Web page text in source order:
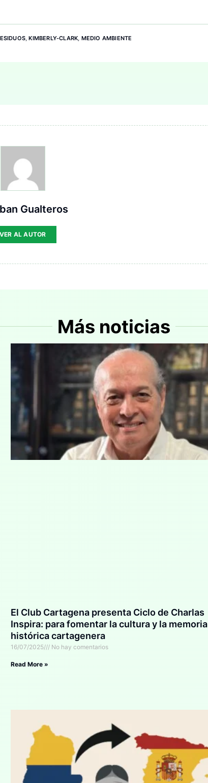
,KIMBERLY-CLARK, MEDIO AMBIENTE
Gualteros
VER AL AUTOR
Más noticias
El Club Cartagena presenta Ciclo de Charlas
Inspira: para fomentar la cultura y la memoria
histórica cartagenera
16/07/2025 No hay comentarios
Read More »